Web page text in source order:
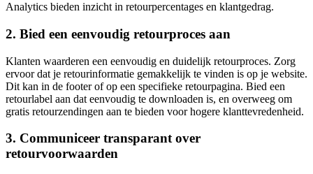
Analytics bieden inzicht in retourpercentages en klantgedrag.
2. Bied een eenvoudig retourproces aan
Klanten waarderen een eenvoudig en duidelijk retourproces. Zorg
ervoor dat je retourinformatie gemakkelijk te vinden is op je website.
Dit kan in de footer of op een specifieke retourpagina. Bied een
retourlabel aan dat eenvoudig te downloaden is, en overweeg om
gratis retourzendingen aan te bieden voor hogere klanttevredenheid.
3. Communiceer transparant over
retourvoorwaarden